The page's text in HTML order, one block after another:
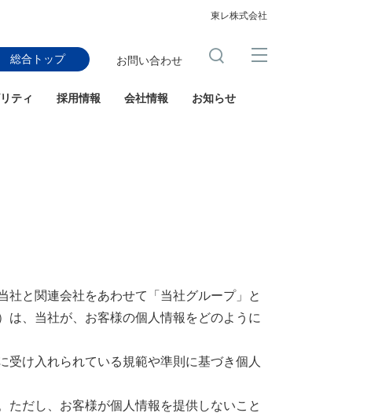
総合トップ お問い合わせ
東レ株式会社
ティ 採用情報 会社情報 お知らせ
と関連会社をあわせて「当社グループ」と
は、当社が、お客様の個人情報をどのように
け入れられている規範や準則に基づき個人
だし、お客様が個人情報を提供しないこと